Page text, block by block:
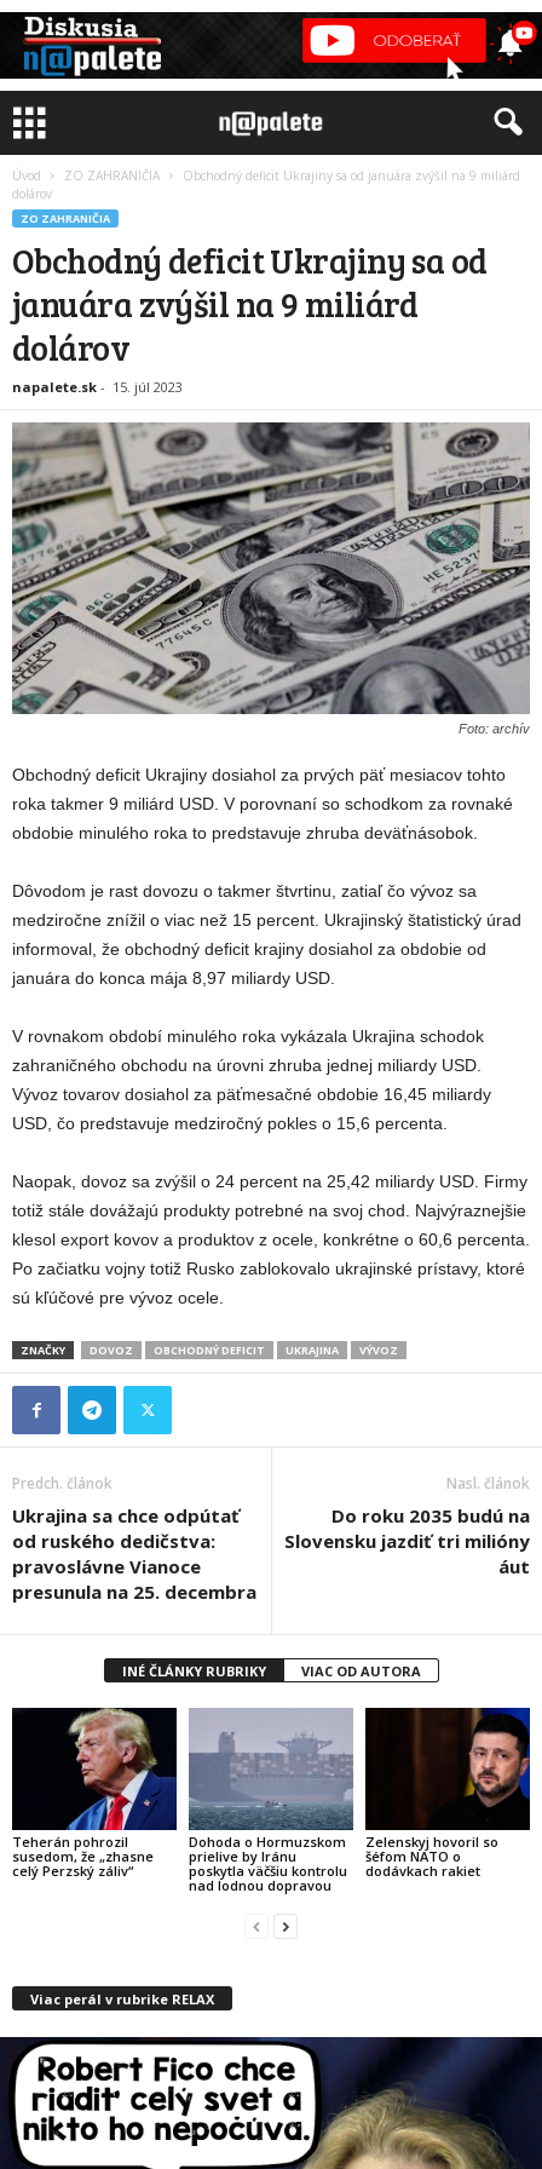
Úvod ZO ZAHRANIČIA
Obchodný deficit Ukrajiny sa od januára zvýšil na 9 miliárd
dolárov
ZO ZAHRANIČIA
Obchodný deficit Ukrajiny sa od
januára zvýšil na 9 miliárd
dolárov
napalete.sk - 15. júl 2023
Foto: archív
Obchodný deficit Ukrajiny dosiahol za prvých päť mesiacov tohto
roka takmer 9 miliárd USD. V porovnaní so schodkom za rovnaké
obdobie minulého roka to predstavuje zhruba deväťnásobok.
Dôvodom je rast dovozu o takmer štvrtinu, zatiaľ čo vývoz sa
medziročne znížil o viac než 15 percent. Ukrajinský štatistický úrad
informoval, že obchodný deficit krajiny dosiahol za obdobie od
januára do konca mája 8,97 miliardy USD.
V rovnakom období minulého roka vykázala Ukrajina schodok
zahraničného obchodu na úrovni zhruba jednej miliardy USD.
Vývoz tovarov dosiahol za päťmesačné obdobie 16,45 miliardy
USD, čo predstavuje medziročný pokles o 15,6 percenta.
Naopak, dovoz sa zvýšil o 24 percent na 25,42 miliardy USD. Firmy
totiž stále dovážajú produkty potrebné na svoj chod. Najvýraznejšie
klesol export kovov a produktov z ocele, konkrétne o 60,6 percenta.
Po začiatku vojny totiž Rusko zablokovalo ukrajinské prístavy, ktoré
sú kľúčové pre vývoz ocele.
ZNAČKY DOVOZ OBCHODNÝ DEFICIT UKRAJINA VÝVOZ
Predch. článok
Ukrajina sa chce odpútať
od ruského dedičstva:
pravoslávne Vianoce
presunula na 25. decembra
Nasl. článok
Do roku 2035 budú na
Slovensku jazdiť tri milióny
áut
INÉ ČLÁNKY RUBRIKY VIAC OD AUTORA
Teherán pohrozil
susedom, že „zhasne
celý Perzský záliv“
Dohoda o Hormuzskom
prielive by Iránu
poskytla väčšiu kontrolu
nad lodnou dopravou
Zelenskyj hovoril so
šéfom NATO o
dodávkach rakiet
Viac perál v rubrike RELAX